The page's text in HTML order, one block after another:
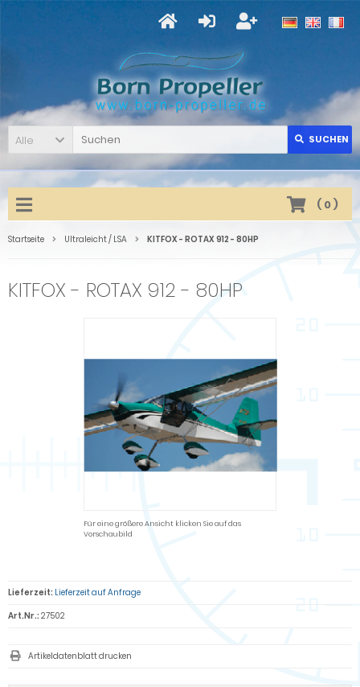
Alle SUCHEN
( 0)
Startseite Ultraleicht / LSA KITFOX - ROTAX 912 - 80HP
KITFOX - ROTAX 912 - 80HP
Für eine größere Ansicht klicken Sie auf das
Vorschaubild
Lieferzeit: Lieferzeit auf Anfrage
Art.Nr.: 27502
Artikeldatenblatt drucken